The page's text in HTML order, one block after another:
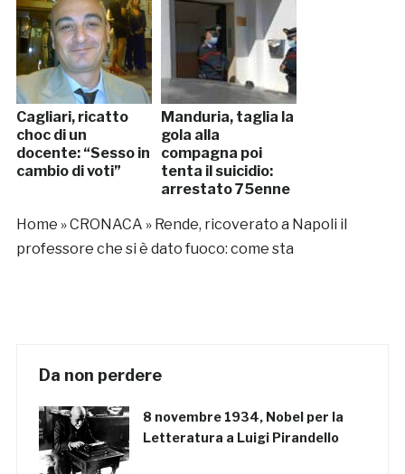
Cagliari, ricatto
choc di un
docente: “Sesso in
cambio di voti”
Manduria, taglia la
gola alla
compagna poi
tenta il suicidio:
arrestato 75enne
Home »CRONACA » Rende, ricoverato a Napoli il
professore che si è dato fuoco: come sta
Da non perdere
8 novembre 1934, Nobel per la
Letteratura a Luigi Pirandello